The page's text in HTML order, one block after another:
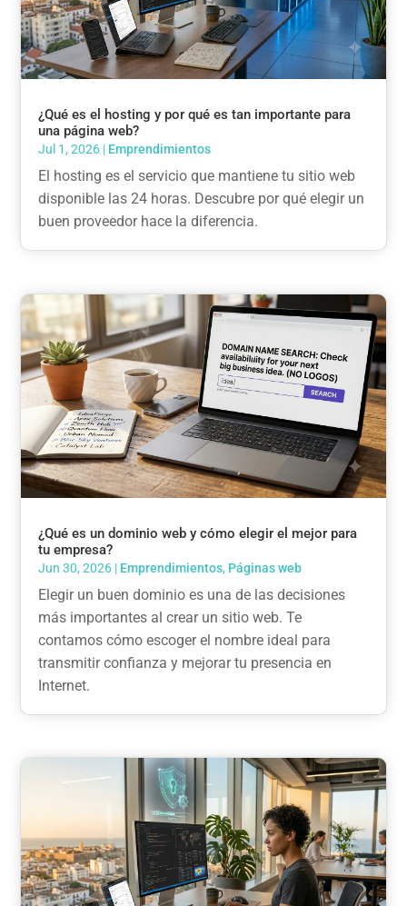
¿Qué es el hosting y por qué es tan importante para
una página web?
Jul 1, 2026 | Emprendimientos
El hosting es el servicio que mantiene tu sitio web
disponible las 24 horas. Descubre por qué elegir un
buen proveedor hace la diferencia.
¿Qué es un dominio web y cómo elegir el mejor para
tu empresa?
Jun 30, 2026 | Emprendimientos, Páginas web
Elegir un buen dominio es una de las decisiones
más importantes al crear un sitio web. Te
contamos cómo escoger el nombre ideal para
transmitir confianza y mejorar tu presencia en
Internet.